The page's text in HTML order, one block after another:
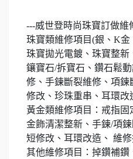
---威世登時尚珠寶訂做維
珠寶類維修項目(銀、K金
珠寶拋光電鍍、珠寶整新
鑲寶石/拆寶石、鑽石鬆
修、手鍊斷裂維修、項
修改、珍珠重串、耳環改
黃金類維修項目：戒指固
金飾清潔整新、手鍊/項
短修改、耳環改造、 維修
其他維修項目：掉鑽補